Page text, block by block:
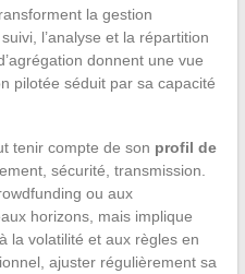
la gestion
l’analyse et la répartition
donnent une vue
pilotée séduit par sa capacité
tenir compte de son profil de
sécurité, transmission.
ou aux
horizons, mais implique
la volatilité et aux règles en
ajuster régulièrement sa